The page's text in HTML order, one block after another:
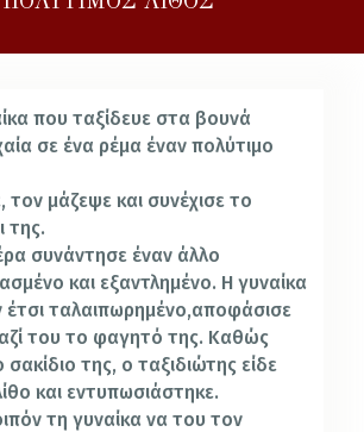
που ταξίδευε στα βουνά
σε ένα ρέμα έναν πολύτιμο
μάζεψε και συνέχισε το
της.
συνάντησε έναν άλλο
και εξαντλημένο. Η γυναίκα
έτσι ταλαιπωρημένο,αποφάσισε
του το φαγητό της. Καθώς
της, ο ταξιδιώτης είδε
και εντυπωσιάστηκε.
τη γυναίκα να του τον